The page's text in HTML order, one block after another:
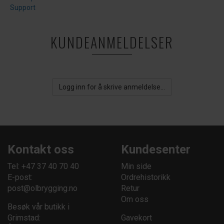
Support
KUNDEANMELDELSER
Logg inn for å skrive anmeldelse...
Kontakt oss
Tel: +47 37 40 70 40
E-post:
post@olbrygging.no
Besøk vår butikk i
Grimstad:
Kundesenter
Min side
Ordrehistorikk
Retur
Om oss
Gavekort